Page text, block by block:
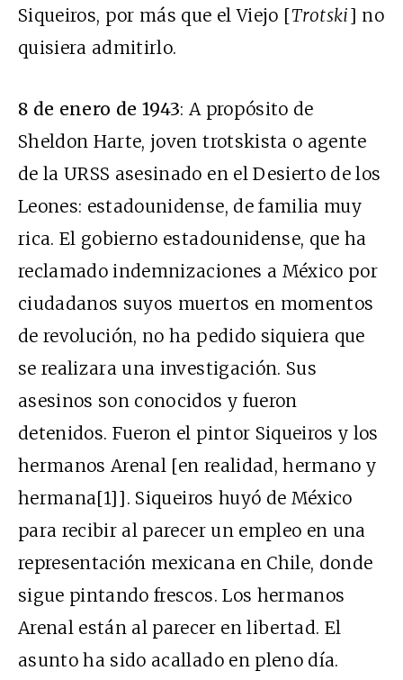
Siqueiros, por más que el Viejo [Trotski] no
quisiera admitirlo.
8 de enero de 1943: A propósito de
Sheldon Harte, joven trotskista o agente
de la URSS asesinado en el Desierto de los
Leones: estadounidense, de familia muy
rica. El gobierno estadounidense, que ha
reclamado indemnizaciones a México por
ciudadanos suyos muertos en momentos
de revolución, no ha pedido siquiera que
se realizara una investigación. Sus
asesinos son conocidos y fueron
detenidos. Fueron el pintor Siqueiros y los
hermanos Arenal [en realidad, hermano y
hermana[1]]. Siqueiros huyó de México
para recibir al parecer un empleo en una
representación mexicana en Chile, donde
sigue pintando frescos. Los hermanos
Arenal están al parecer en libertad. El
asunto ha sido acallado en pleno día.